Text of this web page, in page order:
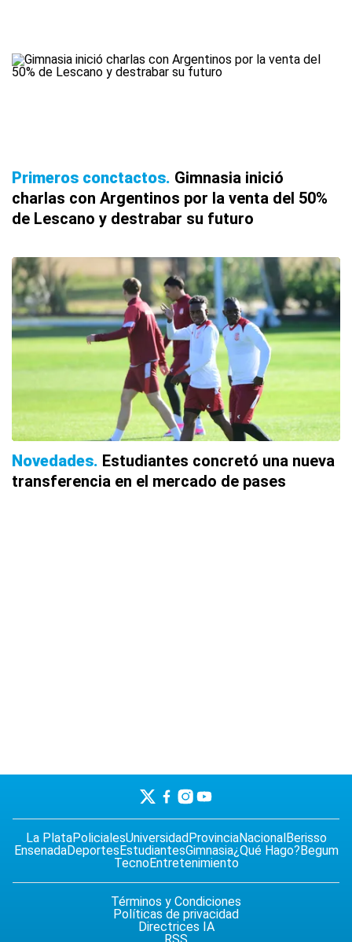
Primeros conctactos Gimnasia inició
charlas con Argentinos por la venta del 50%
de Lescano y destrabar su futuro
Novedades Estudiantes concretó una nueva
transferencia en el mercado de pases
La PlataPolicialesUniversidadProvinciaNacionalBerisso
EnsenadaDeportesEstudiantesGimnasia¿Qué Hago?Begum
TecnoEntretenimiento
Términos y Condiciones
Políticas de privacidad
Directrices IA